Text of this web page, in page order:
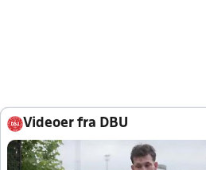
Videoer fra DBU